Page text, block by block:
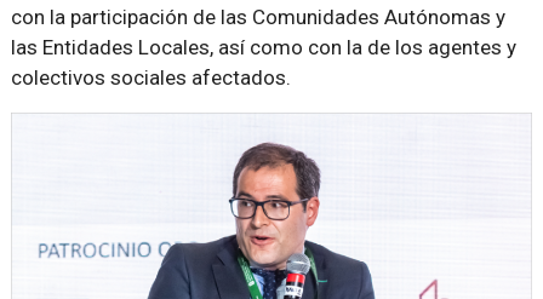
con la participación de las Comunidades Autónomas y
las Entidades Locales, así como con la de los agentes y
colectivos sociales afectados.